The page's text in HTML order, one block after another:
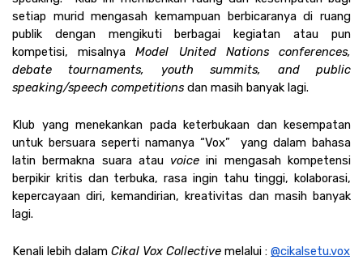
setiap murid mengasah kemampuan berbicaranya di ruang
publik dengan mengikuti berbagai kegiatan atau pun
kompetisi, misalnya Model United Nations conferences,
debate tournaments, youth summits, and public
speaking/speech competitions dan masih banyak lagi.
Klub yang menekankan pada keterbukaan dan kesempatan
untuk bersuara seperti namanya “Vox”  yang dalam bahasa
latin bermakna suara atau voice ini mengasah kompetensi
berpikir kritis dan terbuka, rasa ingin tahu tinggi, kolaborasi,
kepercayaan diri, kemandirian, kreativitas dan masih banyak
lagi.
Kenali lebih dalam Cikal Vox Collective melalui : @cikalsetu.vox